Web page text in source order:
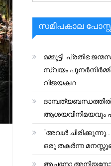
സമീപകാല
മമ്മൂട്ടി: പ്രതിഭ
സ്വയം
വിജയകഥ
ആശയവിനിമയവും
“അവൾ ചിരിക്കുന്നു…
ഒരു തകർന്ന
അച്ഛനോ അനിയനോ